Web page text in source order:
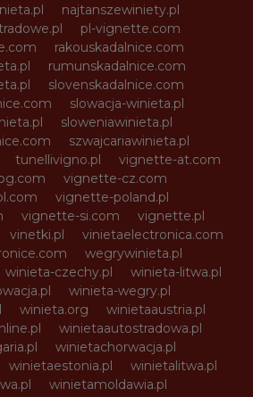
najtanszewiniety.pl
pl-vignette.com
rakouskadalnice.com
rumunskadalnice.com
slovenskadalnice.com
slowacja-winieta.pl
sloweniawinieta.pl
szwajcariawinieta.pl
tunellivigno.pl
vignette-at.com
vignette-cz.com
vignette-poland.pl
vignette-si.com
vignette.pl
vinetki.pl
vinietaelectronica.com
wegrywinieta.pl
winieta-czechy.pl
winieta-litwa.pl
winieta-wegry.pl
winieta.org
winietaaustria.pl
winietaautostradowa.pl
winietachorwacja.pl
winietaestonia.pl
winietalitwa.pl
winietamoldawia.pl